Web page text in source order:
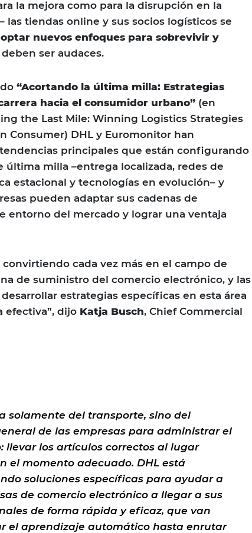
la mejora como para la disrupción en la
las tiendas online y sus socios logísticos se
nuevos enfoques para sobrevivir y
ser audaces.
“Acortando la última milla: Estrategias
hacia el consumidor urbano” (en
the Last Mile: Winning Logistics Strategies
Consumer) DHL y Euromonitor han
principales que están configurando
última milla –entrega localizada, redes de
estacional y tecnologías en evolución– y
pueden adaptar sus cadenas de
entorno del mercado y lograr una ventaja
cada vez más en el campo de
de suministro del comercio electrónico, y las
estrategias específicas en esta área
efectiva”, dijo Katja Busch, Chief Commercial
solamente del transporte, sino del
de las empresas para administrar el
llevar los artículos correctos al lugar
el momento adecuado. DHL está
soluciones específicas para ayudar a
de comercio electrónico a llegar a sus
de forma rápida y eficaz, que van
el aprendizaje automático hasta enrutar